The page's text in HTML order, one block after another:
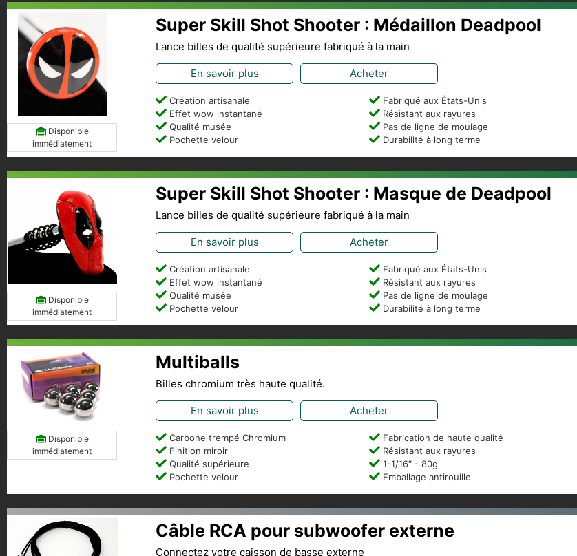
Disponible
immédiatement
Super Skill Shot Shooter : Médaillon Deadpool
Lance billes de qualité supérieure fabriqué à la main
En savoir plus Acheter
Création artisanale
Fabriqué aux États-Unis
Effet wow instantané
Résistant aux rayures
Qualité musée
Pas de ligne de moulage
Pochette velour
Durabilité à long terme
Disponible
immédiatement
Super Skill Shot Shooter : Masque de Deadpool
Lance billes de qualité supérieure fabriqué à la main
En savoir plus Acheter
Création artisanale
Fabriqué aux États-Unis
Effet wow instantané
Résistant aux rayures
Qualité musée
Pas de ligne de moulage
Pochette velour
Durabilité à long terme
Disponible
immédiatement
Multiballs
Billes chromium très haute qualité.
En savoir plus Acheter
Carbone trempé Chromium
Fabrication de haute qualité
Finition miroir
Résistant aux rayures
Qualité supérieure
1-1/16″ - 80g
Pochette velour
Emballage antirouille
Câble RCA pour subwoofer externe
Connectez votre caisson de basse externe